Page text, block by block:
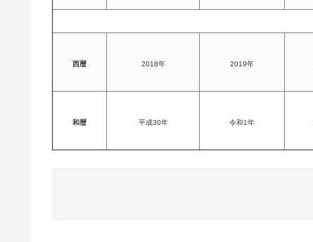
西暦 2018年 2019年
和暦 平成30年 令和1年